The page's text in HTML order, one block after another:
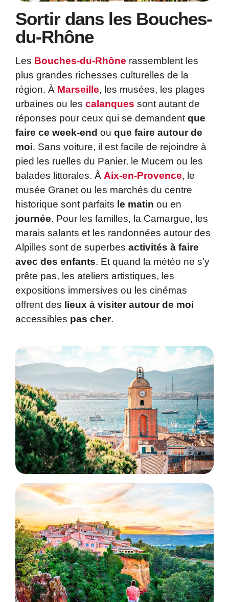
Sortir dans les Bouches-
du-Rhône
Les Bouches-du-Rhône rassemblent les
plus grandes richesses culturelles de la
région. À Marseille, les musées, les plages
urbaines ou les calanques sont autant de
réponses pour ceux qui se demandent que
faire ce week-end ou que faire autour de
moi. Sans voiture, il est facile de rejoindre à
pied les ruelles du Panier, le Mucem ou les
balades littorales. À Aix-en-Provence, le
musée Granet ou les marchés du centre
historique sont parfaits le matin ou en
journée. Pour les familles, la Camargue, les
marais salants et les randonnées autour des
Alpilles sont de superbes activités à faire
avec des enfants. Et quand la météo ne s’y
prête pas, les ateliers artistiques, les
expositions immersives ou les cinémas
offrent des lieux à visiter autour de moi
accessibles pas cher.